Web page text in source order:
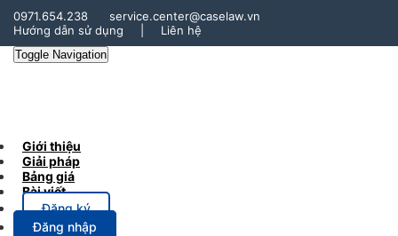
0971.654.238
service.center@caselaw.vn
Hướng dẫn sử dụng
Liên hệ
Toggle Navigation
Giới thiệu
Giải pháp
Bảng giá
Bài viết
Đăng ký
Đăng nhập